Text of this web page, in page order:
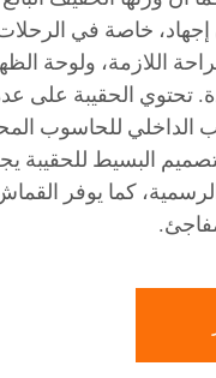
خاصة في
اللازمة، ولوحة
تحتوي الحقيبة
الداخلي للحاسوب
البسيط للحقيبة
كما يوفر